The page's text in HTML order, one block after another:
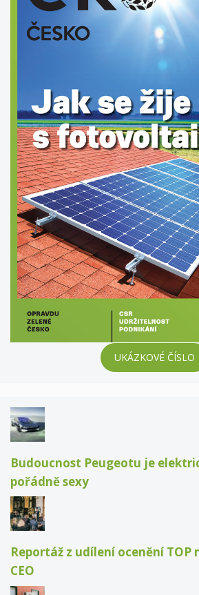
UKÁZKOVÉ ČÍSLO
Budoucnost Peugeotu je
pořádně sexy
Reportáž z udílení ocenění TOP
CEO